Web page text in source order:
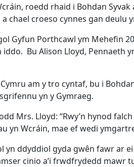
roedd rhaid i Bohdan
chael croeso cynnes gan deulu
Gyfun Porthcawl ym Mehefin
Bu Alison Lloyd, Pennaeth
am y tro cyntaf, bu i
yn y Gymraeg.
Mrs. Lloyd: “Rwy’n hynod
yn Wcráin, mae ef wedi
yn ddyddiol gyda gwên fawr ar
cinio a’i frwdfrydedd